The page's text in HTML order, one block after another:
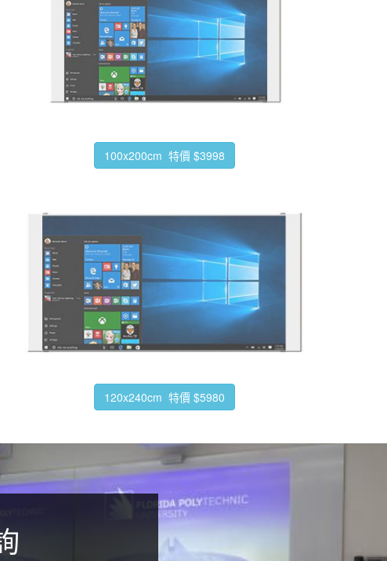
100x200cm 特價 $3998
120x240cm 特價 $5980